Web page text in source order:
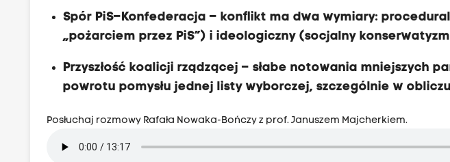
Spór PiS–Konfederacja – konflikt ma dwa wymiary:
„pożarciem przez PiS”) i ideologiczny (socjalny
Przyszłość koalicji rządzącej – słabe notowania mniejszych
powrotu pomysłu jednej listy wyborczej, szczególnie w
Posłuchaj rozmowy Rafała Nowaka-Bończy z prof. Januszem Majcherkiem.